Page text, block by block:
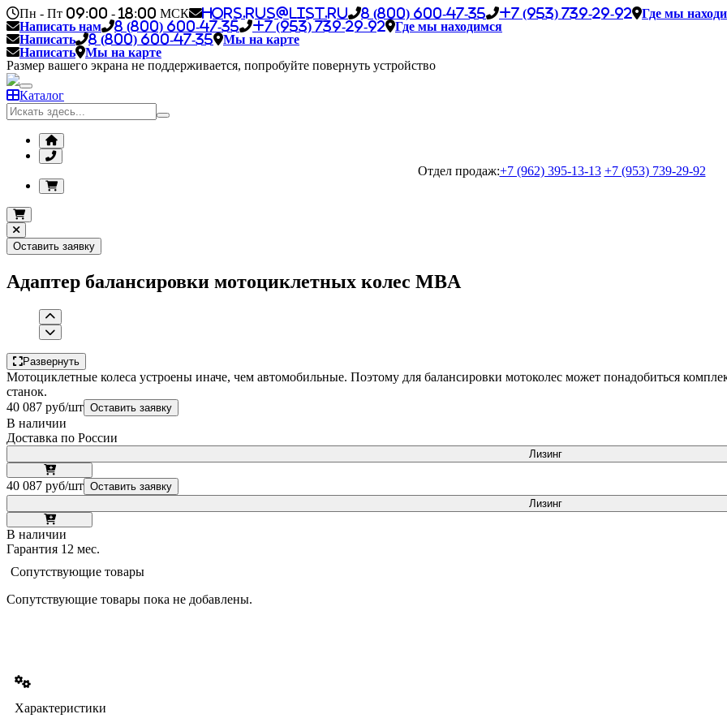
Пн - Пт 09:00 - 18:00 МСК hors.rus@list.ru 8 (800) 600-47-35 +7 (953) 739-29-92
Где мы
Написать нам
8 (800) 600-47-35 +7 (953) 739-29-92
Где мы находимся
Написать
8 (800) 600-47-35
Мы на карте
Написать
Мы на карте
Размер вашего экрана не поддерживается, попробуйте повернуть устройство
Каталог
Отдел продаж:+7 (962) 395-13-13 +7 (953) 739-29-92
Оставить заявку
Адаптер балансировки мотоциклетных колес MBA
Развернуть
Мотоциклетные колеса устроены иначе, чем автомобильные. Поэтому для балансировки мотоколес может понадобиться
станок.
40 087 руб/шт Оставить заявку
В наличии
Доставка по России
Лизинг
40 087 руб/шт Оставить заявку
Лизинг
В наличии
Гарантия 12 мес.
Сопутствующие товары
Сопутствующие товары пока не добавлены.
Характеристики